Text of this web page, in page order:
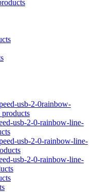
usb-2-0rainbow-
products
usb-2-0-rainbow-line-
usb-2-0-rainbow-line-
usb-2-0-rainbow-line-